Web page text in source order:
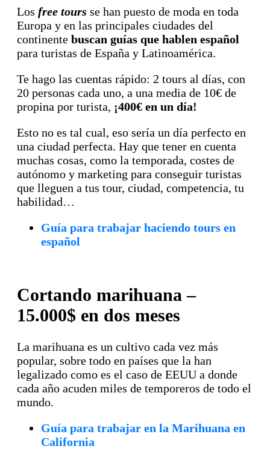
Los free tours se han puesto de moda en toda
Europa y en las principales ciudades del
continente buscan guías que hablen español
para turistas de España y Latinoamérica.
Te hago las cuentas rápido: 2 tours al días, con
20 personas cada uno, a una media de 10€ de
propina por turista, ¡400€ en un día!
Esto no es tal cual, eso sería un día perfecto en
una ciudad perfecta. Hay que tener en cuenta
muchas cosas, como la temporada, costes de
autónomo y marketing para conseguir turistas
que lleguen a tus tour, ciudad, competencia, tu
habilidad…
Guía para trabajar haciendo tours en
español
Cortando marihuana –
15.000$ en dos meses
La marihuana es un cultivo cada vez más
popular, sobre todo en países que la han
legalizado como es el caso de EEUU a donde
cada año acuden miles de temporeros de todo el
mundo.
Guía para trabajar en la Marihuana en
California